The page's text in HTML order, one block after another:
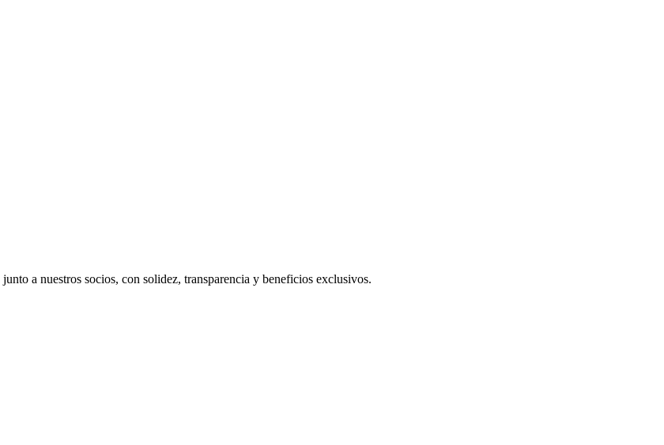
a nuestros socios, con solidez, transparencia y beneficios exclusivos.